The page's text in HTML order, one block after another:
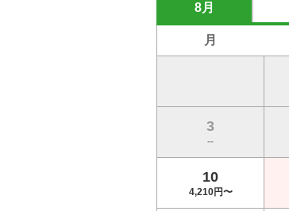
8月
月
3
--
10
4,210円〜